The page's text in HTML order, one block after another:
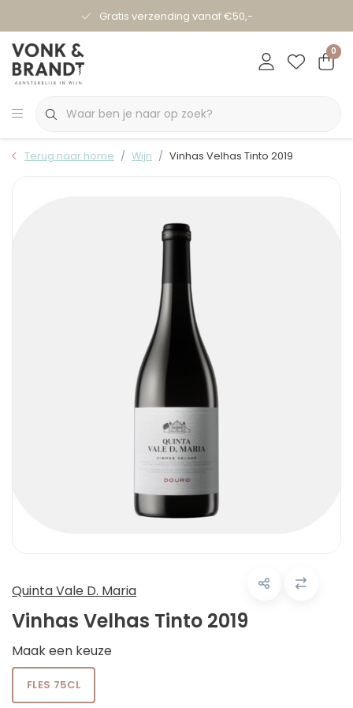
Gratis verzending vanaf €50,-
0
Terug naar home Wijn Vinhas Velhas Tinto 2019
Quinta Vale D. Maria
Vinhas Velhas Tinto 2019
Maak een keuze
FLES 75CL